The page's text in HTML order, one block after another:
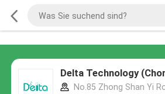
Delta Technology
No.85 Zhong Shan Yi